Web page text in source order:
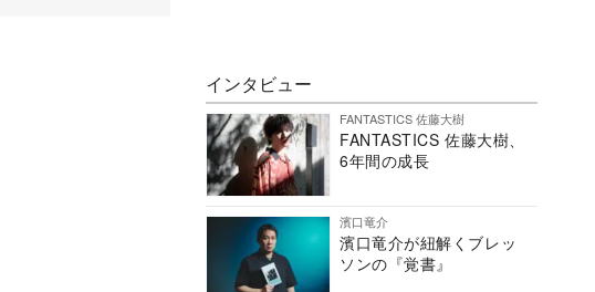
インタビュー
FANTASTICS 佐藤大樹
FANTASTICS 佐藤大樹、
6年間の成長
濱口竜介
濱口竜介が紐解くブレッ
ソンの『覚書』